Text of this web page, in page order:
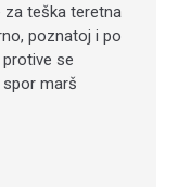
za teška teretna
poznatoj i po
protive se
marš